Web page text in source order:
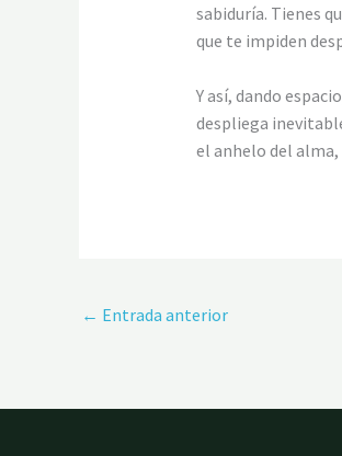
sabiduría. Tienes
que te impiden
Y así, dando
despliega
el anhelo del
← Entrada anterior